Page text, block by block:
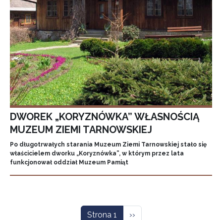
DWOREK „KORYZNÓWKA” WŁASNOŚCIĄ
MUZEUM ZIEMI TARNOWSKIEJ
Po długotrwałych starania Muzeum Ziemi Tarnowskiej stało się
właścicielem dworku „Koryznówka”, w którym przez lata
funkcjonował oddział Muzeum Pamiąt
Strona 1 Następna strona
››